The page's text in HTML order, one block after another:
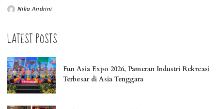
Nilia Andrini
LATEST POSTS
Fun Asia Expo 2026, Pameran Industri Rekreasi
Terbesar di Asia Tenggara